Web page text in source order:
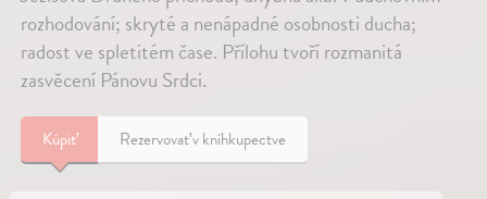
rozhodování; skryté a nenápadné osobnosti ducha;
radost ve spletitém čase. Přílohu tvoří rozmanitá
zasvěcení Pánovu Srdci.
Kúpiť Rezervovať v kníhkupectve